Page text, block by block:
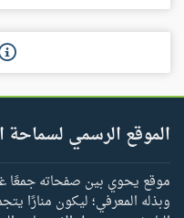
الموقع الرسمي لسماحة
موقع يحوي بين صفحاته جمعًا
وبذله المعرفي؛ ليكون منارًا